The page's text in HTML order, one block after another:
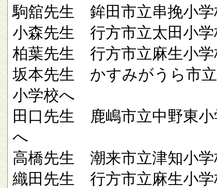
駒舘先生 鉾田市立串挽小学
小森先生 行方市立太田小学
柏葉先生 行方市立麻生小学
坂本先生 かすみがうら市
小学校へ
田口先生 鹿嶋市立中野東小
へ
高橋先生 潮来市立津知小学
織田先生 行方市立麻生小学